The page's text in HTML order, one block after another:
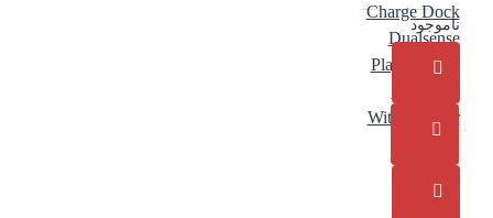
Charge Dock
Dualsense
Playstation 5
With Adapter
ناموجود